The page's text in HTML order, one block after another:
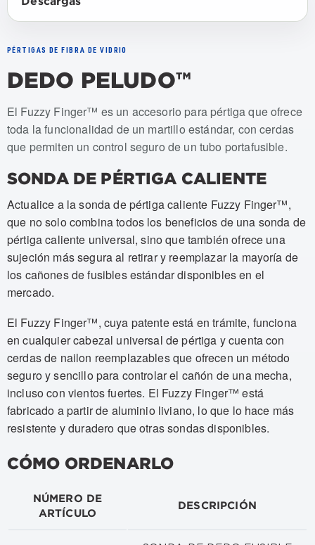
PÉRTIGAS DE FIBRA DE VIDRIO
DEDO PELUDO™
Numeros de articulo: USSA-FFP, USSA-FFP-REPAIRKIT
El Fuzzy Finger™ es un accesorio para pértiga que ofrece
toda la funcionalidad de un martillo estándar, con cerdas
que permiten un control seguro de un tubo portafusible.
SONDA DE PÉRTIGA CALIENTE
Actualice a la sonda de pértiga caliente Fuzzy Finger™,
que no solo combina todos los beneficios de una sonda de
pértiga caliente universal, sino que también ofrece una
sujeción más segura al retirar y reemplazar la mayoría de
los cañones de fusibles estándar disponibles en el
mercado.
El Fuzzy Finger™, cuya patente está en trámite, funciona
en cualquier cabezal universal de pértiga y cuenta con
cerdas de nailon reemplazables que ofrecen un método
seguro y sencillo para controlar el cañón de una mecha,
incluso con vientos fuertes. El Fuzzy Finger™ está
fabricado a partir de aluminio liviano, lo que lo hace más
resistente y duradero que otras sondas disponibles.
CÓMO ORDENARLO
NÚMERO DE
ARTÍCULO
DESCRIPCIÓN